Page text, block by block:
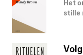
Het
stille